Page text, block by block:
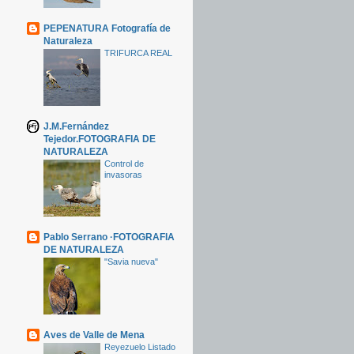
PEPENATURA Fotografía de
Naturaleza
TRIFURCA REAL
J.M.Fernández
Tejedor.FOTOGRAFIA DE
NATURALEZA
Control de
invasoras
Pablo Serrano ·FOTOGRAFIA
DE NATURALEZA
"Savia nueva"
Aves de Valle de Mena
Reyezuelo Listado